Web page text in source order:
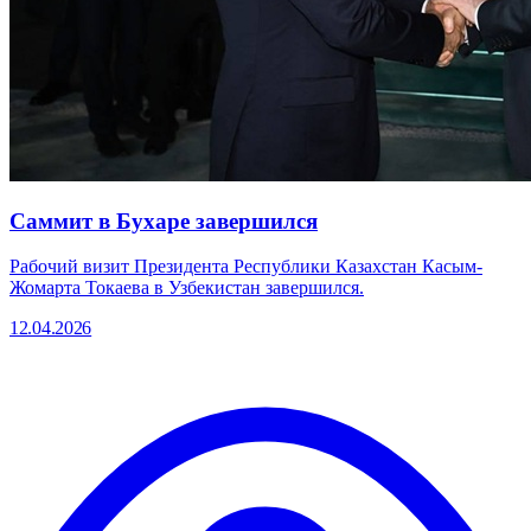
Саммит в Бухаре завершился
Рабочий визит Президента Республики Казахстан Касым-
Жомарта Токаева в Узбекистан завершился.
12.04.2026